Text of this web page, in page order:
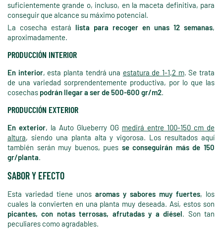
suficientemente grande o, incluso, en la maceta definitiva, para
conseguir que alcance su máximo potencial.
La cosecha estará lista para recoger en unas 12 semanas,
aproximadamente.
PRODUCCIÓN INTERIOR
En interior, esta planta tendrá una estatura de 1-1,2 m. Se trata
de una variedad sorprendentemente productiva, por lo que las
cosechas podrán llegar a ser de 500-600 gr/m2.
PRODUCCIÓN EXTERIOR
En exterior, la Auto Glueberry OG medirá entre 100-150 cm de
altura, siendo una planta alta y vigorosa. Los resultados aquí
también serán muy buenos, pues se conseguirán más de 150
gr/planta.
SABOR Y EFECTO
Esta variedad tiene unos aromas y sabores muy fuertes, los
cuales la convierten en una planta muy deseada. Así, estos son
picantes, con notas terrosas, afrutadas y a diésel. Son tan
peculiares como agradables.